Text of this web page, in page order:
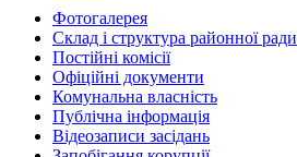
Фотогалерея
Склад і структура районної ради
Постійні комісії
Офіційні документи
Комунальна власність
Публічна інформація
Відеозаписи засідань